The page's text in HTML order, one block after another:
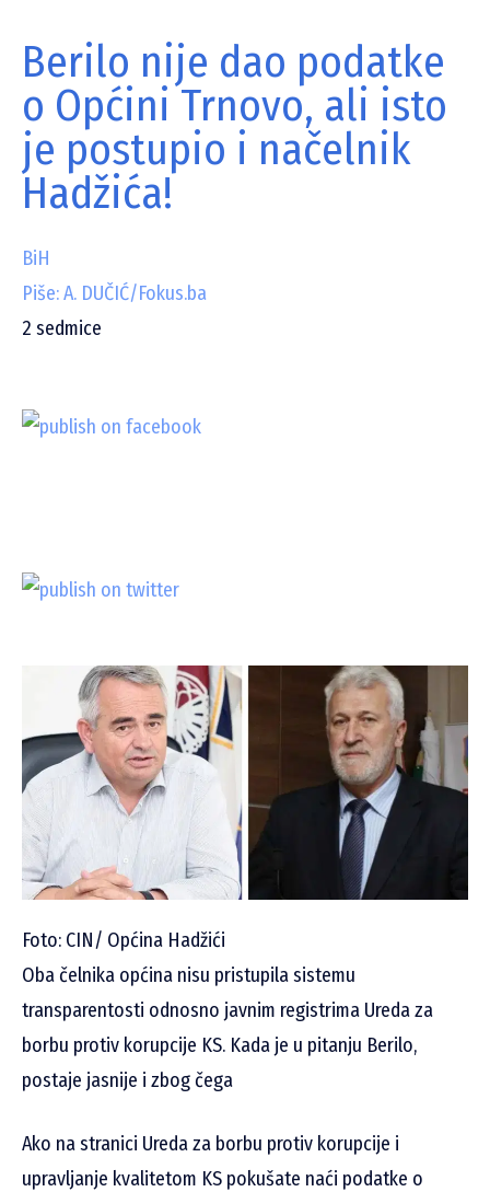
Berilo nije dao podatke
o Općini Trnovo, ali isto
je postupio i načelnik
Hadžića!
BiH
Piše: A. DUČIĆ/Fokus.ba
2 sedmice
Foto: CIN/ Općina Hadžići
Oba čelnika općina nisu pristupila sistemu
transparentosti odnosno javnim registrima Ureda za
borbu protiv korupcije KS. Kada je u pitanju Berilo,
postaje jasnije i zbog čega
Ako na stranici Ureda za borbu protiv korupcije i
upravljanje kvalitetom KS pokušate naći podatke o